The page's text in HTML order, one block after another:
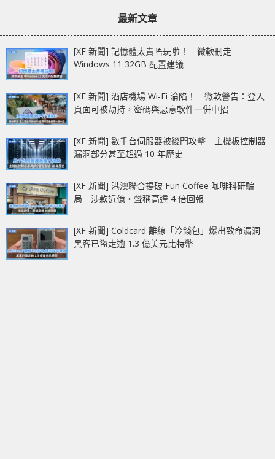
最新文章
[XF 新聞] 記憶體太貴唔玩啦！ 微軟刪走
Windows 11 32GB 配置建議
[XF 新聞] 酒店機場 Wi-Fi 淪陷！ 微軟警告：登入
頁面可被劫持，密碼與惡意軟件一併中招
[XF 新聞] 數千台伺服器被後門攻擊 主機板控制器
漏洞部分甚至超過 10 年歷史
[XF 新聞] 港澳聯合搗破 Fun Coffee 咖啡科研騙
局 涉款近億‧聲稱高達 4 倍回報
[XF 新聞] Coldcard 離線「冷錢包」爆出致命漏洞
黑客已盜走逾 1.3 億美元比特幣